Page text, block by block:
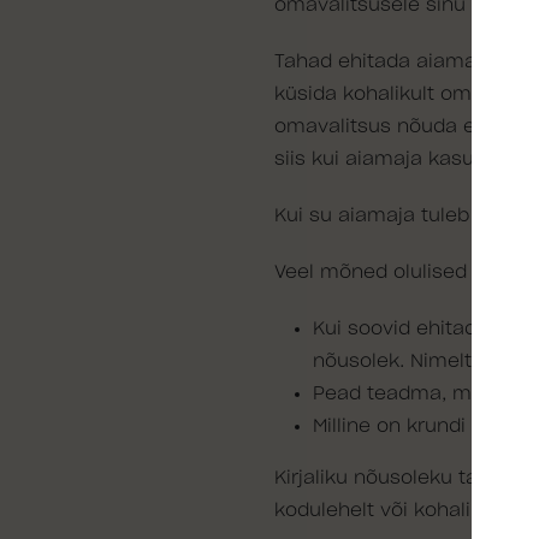
omavalitsusele sinu plaan
Tahad ehitada aiamaja
küsida kohalikult
omavalitsus nõuda
siis kui aiamaja
Kui su aiamaja tuleb
Veel mõned olulised
Kui soovid ehitada
nõusolek. Nimelt on
Pead teadma, mis on
Milline on krundi
Kirjaliku nõusoleku
kodulehelt või kohalikust